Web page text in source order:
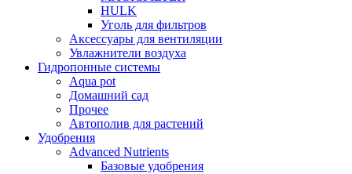
HULK
Уголь для фильтров
Аксессуары для вентиляции
Увлажнители воздуха
Гидропонные системы
Aqua pot
Домашний сад
Прочее
Автополив для растений
Удобрения
Advanced Nutrients
Базовые удобрения